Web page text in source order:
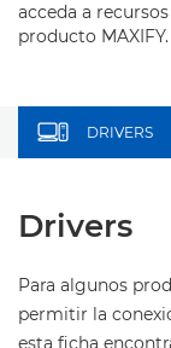
acceda a
producto MAXIFY.
DRIVERS
Drivers
Para algunos
permitir la
esta ficha